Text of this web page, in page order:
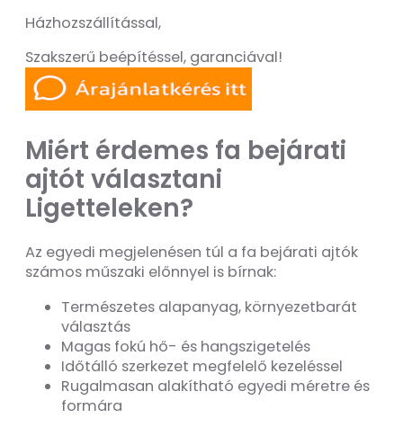
Házhozszállítással,
Szakszerű beépítéssel, garanciával!
Miért érdemes fa bejárati
ajtót választani
Ligetteleken?
Az egyedi megjelenésen túl a fa bejárati ajtók
számos műszaki előnnyel is bírnak:
Természetes alapanyag, környezetbarát
választás
Magas fokú hő- és hangszigetelés
Időtálló szerkezet megfelelő kezeléssel
Rugalmasan alakítható egyedi méretre és
formára